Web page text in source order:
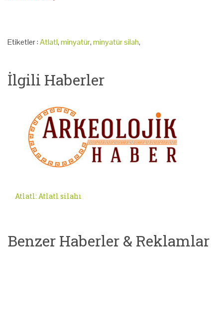
Etiketler :Atlatl,minyatür,minyatür silah,
İlgili Haberler
Atlatl: Atlatl silahı
Benzer Haberler & Reklamlar